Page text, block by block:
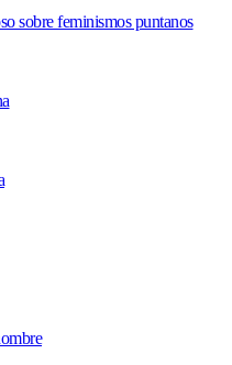
sobre feminismos puntanos